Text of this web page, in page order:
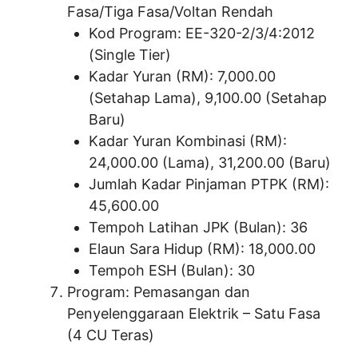
Fasa/Tiga Fasa/Voltan Rendah
Kod Program: EE-320-2/3/4:2012
(Single Tier)
Kadar Yuran (RM): 7,000.00
(Setahap Lama), 9,100.00 (Setahap
Baru)
Kadar Yuran Kombinasi (RM):
24,000.00 (Lama), 31,200.00 (Baru)
Jumlah Kadar Pinjaman PTPK (RM):
45,600.00
Tempoh Latihan JPK (Bulan): 36
Elaun Sara Hidup (RM): 18,000.00
Tempoh ESH (Bulan): 30
Program: Pemasangan dan
Penyelenggaraan Elektrik – Satu Fasa
(4 CU Teras)